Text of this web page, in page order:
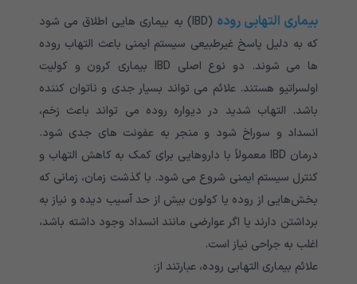
بیماری التهابی روده
(IBD) به بیماری هایی اطلاق می شود
که به دلیل پاسخ غیرطبیعی سیستم ایمنی باعث التهاب روده
ها می شوند. دو نوع اصلی IBD بیماری کرون و کولیت
اولسراتیو هستند. علائم می تواند بسیار جدی و ناتوان کننده
باشد. التهاب شدید در دیواره روده می تواند باعث زخم،
انسداد و سوراخ شود و منجر به عفونت های جدی شود.
درمان IBD معمولاً با داروهایی برای کمک به کاهش التهاب و
کنترل سیستم ایمنی شروع می شود. با گذشت زمان، زمانی که
بخش‌هایی از روده یا کولون بیش از حد آسیب دیده و نیاز به
برداشتن دارند یا اگر عوارضی مانند انسداد وجود داشته باشد،
اغلب به جراحی نیاز است.
علائم بیماری التهابی روده، عبارتند از: